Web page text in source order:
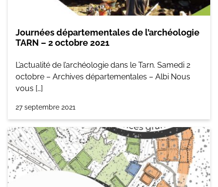
Journées départementales de l’archéologie
TARN – 2 octobre 2021
L’actualité de l’archéologie dans le Tarn. Samedi 2
octobre – Archives départementales – Albi Nous
vous […]
27 septembre 2021